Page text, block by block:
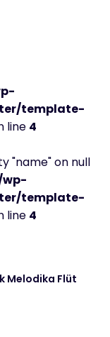
template-
line 4
"name" on null
template-
line 4
Melodika Flüt